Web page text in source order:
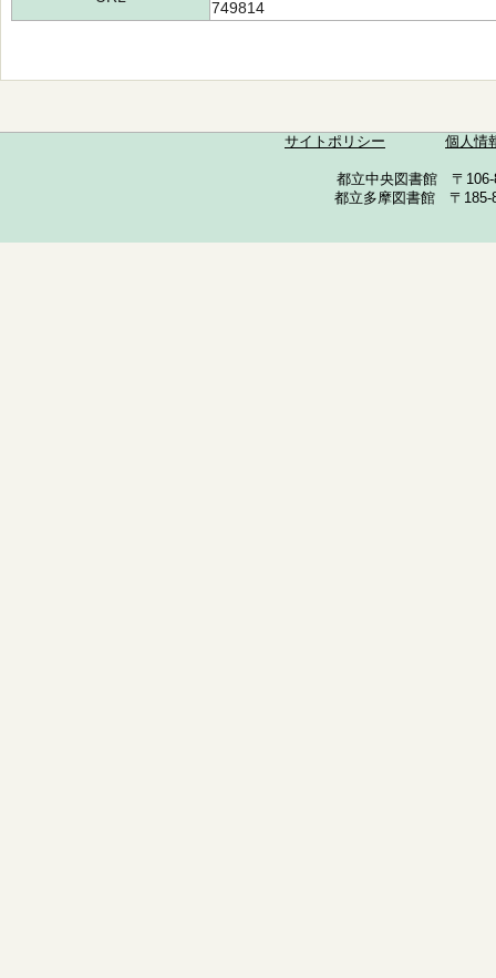
749814
サイトポリシー 個人情
都立中央図書館 〒
都立多摩図書館 〒185-